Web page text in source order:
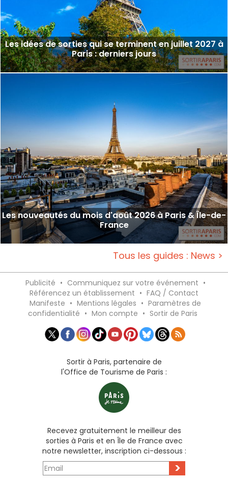
Les idées de sorties qui se terminent en juillet 2027 à
Paris : derniers jours
Les nouveautés du mois d'août 2026 à Paris & Île-de-
France
Tous les guides : News >
Publicité • Communiquez sur votre événement •
Référencez un établissement • FAQ / Contact
Manifeste • Mentions légales • Paramètres de
confidentialité • Mon compte • Sortir de Paris
Sortir à Paris, partenaire de
l'Office de Tourisme de Paris :
Recevez gratuitement le meilleur des
sorties à Paris et en Île de France avec
notre newsletter, inscription ci-dessous :
>